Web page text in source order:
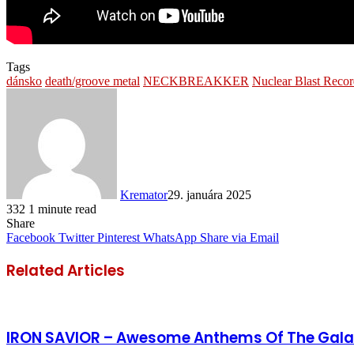
Tags
dánsko death/groove metal NECKBREAKKER Nuclear Blast
Kremator29. januára 2025
332 1 minute read
Share
Facebook Twitter Pinterest WhatsApp Share via Email
Related Articles
IRON SAVIOR – Awesome Anthems Of The